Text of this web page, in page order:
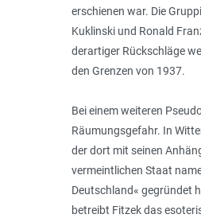
erschienen war. Die
Kuklinski und Ronald
derartiger Rückschläge
den Grenzen von 1937.
Bei einem weiteren
Räumungsgefahr. In
der dort mit seinen
vermeintlichen Staat
Deutschland« gegründet
betreibt Fitzek das